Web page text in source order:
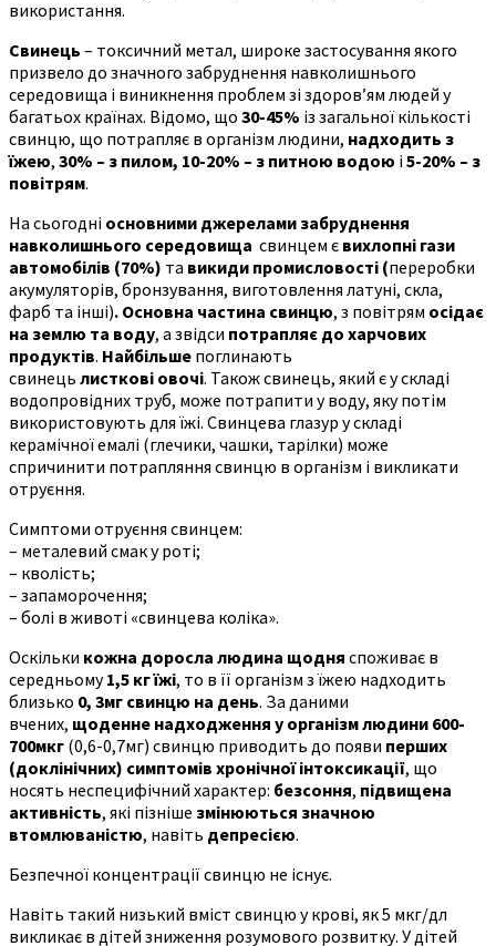
використання.
Свинець – токсичний метал, широке застосування якого
призвело до значного забруднення навколишнього
середовища і виникнення проблем зі здоров’ям людей у
багатьох країнах. Відомо, що 30-45% із загальної кількості
свинцю, що потрапляє в організм людини, надходить з
їжею, 30% – з пилом, 10-20% – з питною водою і5-20% – з
повітрям.
На сьогодні основними джерелами забруднення
навколишнього середовища свинцем є вихлопні гази
автомобілів (70%) та викиди промисловості (переробки
акумуляторів, бронзування, виготовлення латуні, скла,
фарб та інші). Основна частина свинцю, з повітрям осідає
на землю та воду, а звідси потрапляє до харчових
продуктів. Найбільше поглинають
свинець листкові овочі. Також свинець, який є у складі
водопровідних труб, може потрапити у воду, яку потім
використовують для їжі. Свинцева глазур у складі
керамічної емалі (глечики, чашки, тарілки) може
спричинити потрапляння свинцю в організм і викликати
отруєння.
Симптоми отруєння свинцем:
– металевий смак у роті;
– кволість;
– запаморочення;
– болі в животі «свинцева коліка».
Оскільки кожна доросла людина щодня споживає в
середньому1,5 кг їжі, то в її організм з їжею надходить
близько 0, 3мг свинцю на день. За даними
вчених, щоденне надходження у організм людини 600-
700мкг (0,6-0,7мг) свинцю приводить до появи перших
(доклінічних) симптомів хронічної інтоксикації, що
носять неспецифічний характер: безсоння, підвищена
активність, які пізніше змінюються значною
втомлюваністю, навіть депресією.
Безпечної концентрації свинцю не існує.
Навіть такий низький вміст свинцю у крові, як 5 мкг/дл
викликає в дітей зниження розумового розвитку. У дітей